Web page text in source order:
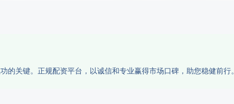
关键。正规配资平台，以诚信和专业赢得市场口碑，助您稳健前行。